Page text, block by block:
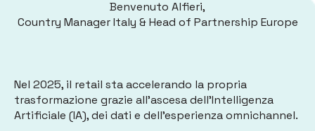
Benvenuto Alfieri,
Country Manager Italy & Head of Partnership Europe
Nel 2025, il retail sta accelerando la propria
trasformazione grazie all'ascesa dell’Intelligenza
Artificiale (IA), dei dati e dell’esperienza omnichannel.